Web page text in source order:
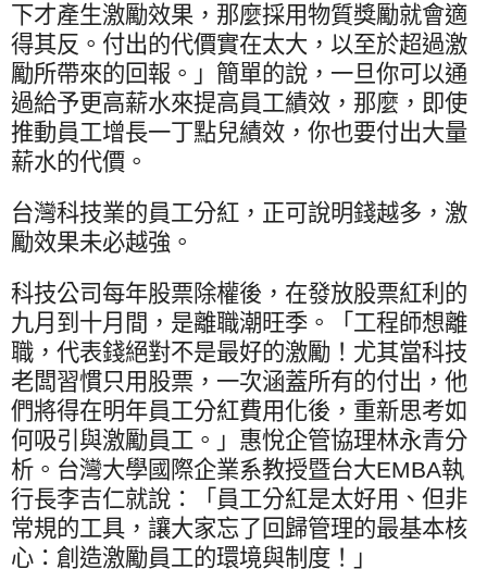
下才產生激勵效果，那麼採用物質獎勵就會適
得其反。付出的代價實在太大，以至於超過激
勵所帶來的回報。」簡單的說，一旦你可以通
過給予更高薪水來提高員工績效，那麼，即使
推動員工增長一丁點兒績效，你也要付出大量
薪水的代價。
台灣科技業的員工分紅，正可說明錢越多，激
勵效果未必越強。
科技公司每年股票除權後，在發放股票紅利的
九月到十月間，是離職潮旺季。「工程師想離
職，代表錢絕對不是最好的激勵！尤其當科技
老闆習慣只用股票，一次涵蓋所有的付出，他
們將得在明年員工分紅費用化後，重新思考如
何吸引與激勵員工。」惠悅企管協理林永青分
析。台灣大學國際企業系教授暨台大EMBA執
行長李吉仁就說：「員工分紅是太好用、但非
常規的工具，讓大家忘了回歸管理的最基本核
心：創造激勵員工的環境與制度！」